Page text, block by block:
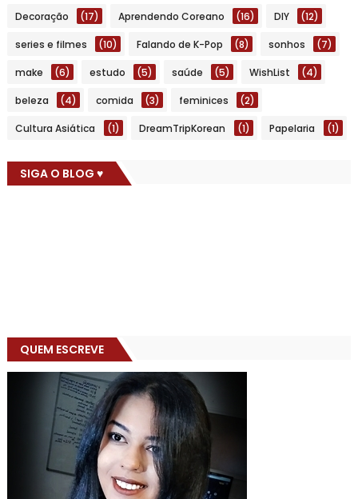
Decoração (17) Aprendendo Coreano (16) DIY (12)
series e filmes (10) Falando de K-Pop (8) sonhos (7)
make (6) estudo (5) saúde (5) WishList (4)
beleza (4) comida (3) feminices (2)
Cultura Asiática (1) DreamTripKorean (1) Papelaria (1)
SIGA O BLOG ♥
QUEM ESCREVE